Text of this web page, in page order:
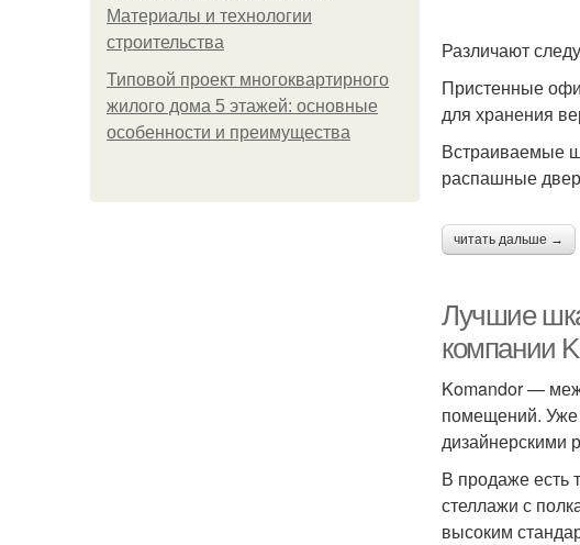
Материалы и технологии
строительства
Типовой проект многоквартирного
жилого дома 5 этажей: основные
особенности и преимущества
Различают
Пристенные
для хранения
Встраиваемые
распашные
читать дальше →
Лучшие
компании
Komandor —
помещений. Уже
дизайнерскими
В продаже
стеллажи с
высоким